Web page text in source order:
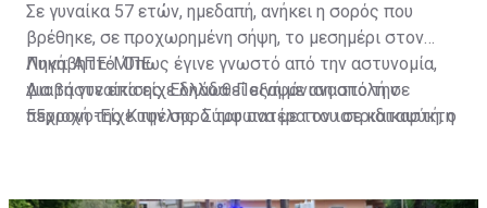
Σε γυναίκα 57 ετών, ημεδαπή, ανήκει η σορός που
βρέθηκε, σε προχωρημένη σήψη, το μεσημέρι στον
Λυκαβηττό. Όπως έγινε γνωστό από την αστυνομία,
για τη γυναίκα είχε δηλωθεί εξαφάνιση από την
περιοχή της Κυψέλης. Σύμφωνα με τον ιατριδικαστή, ο
Πηγή: ΑΠΕ-ΜΠΕ
Διαβάστε επίσης:Ελλάδα: Ποινή με αναστολή σε
55χρονο-Είχε την σορό του πατέρα του σε καταψύκτη